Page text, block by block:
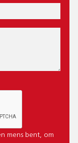
mens bent, om